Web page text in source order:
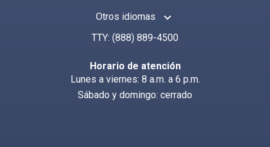
Otros idiomas keyboard_arrow_up
TTY: (888) 889-4500
Horario de atención
Lunes a viernes: 8 a.m. a 6 p.m.
Sábado y domingo: cerrado